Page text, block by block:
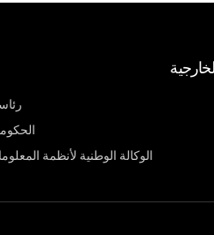
الوكالة الوطنية لأنظمة